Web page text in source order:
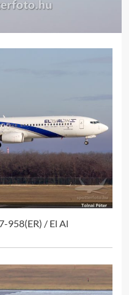
958(ER) / El Al